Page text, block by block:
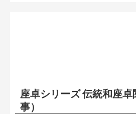
座卓シリーズ 伝統和座
事）